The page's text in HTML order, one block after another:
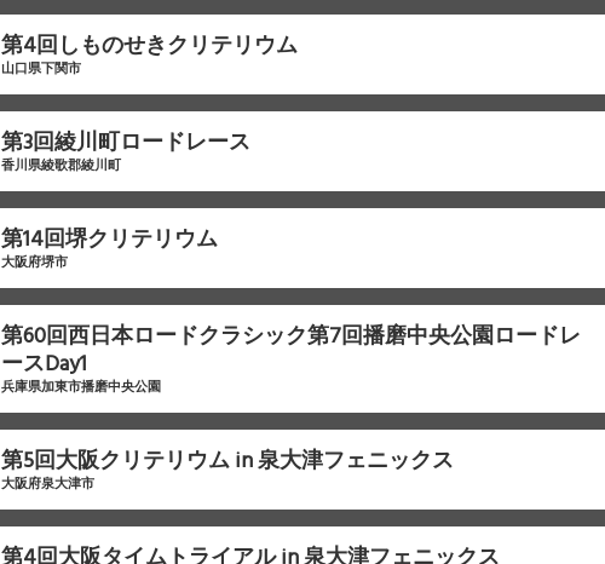
第4回しものせきクリテリウム
山口県下関市
第3回綾川町ロードレース
香川県綾歌郡綾川町
第14回堺クリテリウム
大阪府堺市
第60回西日本ロードクラシック第7回播磨中央公園ロードレ
ースDay1
兵庫県加東市播磨中央公園
第5回大阪クリテリウム in 泉大津フェニックス
大阪府泉大津市